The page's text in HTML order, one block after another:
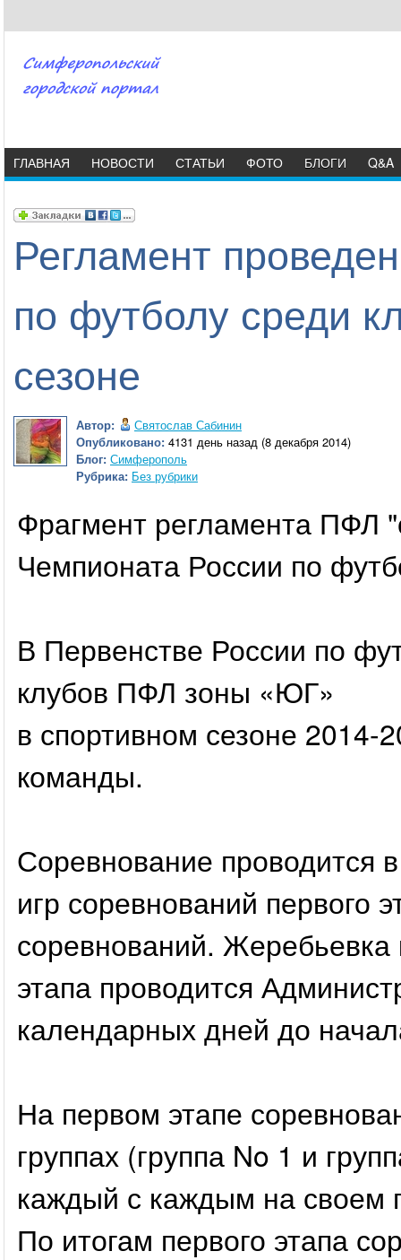
ГЛАВНАЯ НОВОСТИ СТАТЬИ ФОТО БЛОГИ Q&A
Регламент
по футболу среди
сезоне
Автор:
Святослав Сабинин
Опубликовано: 4131 день назад (8 декабря 2014)
Блог: Симферополь
Рубрика: Без рубрики
Фрагмент регламента ПФЛ
Чемпионата России по
В Первенстве России по
клубов ПФЛ зоны «ЮГ»
в спортивном сезоне 2014-
команды.
Соревнование проводится
игр соревнований первого
соревнований. Жеребьевка
этапа проводится
календарных дней до
На первом этапе
группах (группа No 1 и
каждый с каждым на своем
По итогам первого этапа